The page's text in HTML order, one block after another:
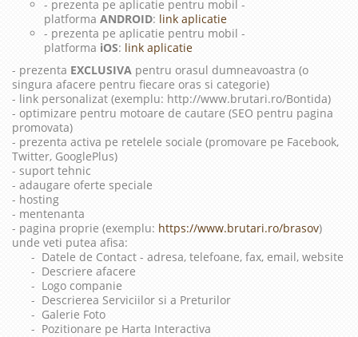
- prezenta pe aplicatie pentru mobil -
platforma ANDROID: link aplicatie
- prezenta pe aplicatie pentru mobil -
platforma iOS: link aplicatie
- prezenta EXCLUSIVA pentru orasul dumneavoastra (o
singura afacere pentru fiecare oras si categorie)
- link personalizat (exemplu: http://www.brutari.ro/Bontida)
- optimizare pentru motoare de cautare (SEO pentru pagina
promovata)
- prezenta activa pe retelele sociale (promovare pe Facebook,
Twitter, GooglePlus)
- suport tehnic
- adaugare oferte speciale
- hosting
- mentenanta
- pagina proprie (exemplu: https://www.brutari.ro/brasov)
unde veti putea afisa:
- Datele de Contact - adresa, telefoane, fax, email, website
- Descriere afacere
- Logo companie
- Descrierea Serviciilor si a Preturilor
- Galerie Foto
- Pozitionare pe Harta Interactiva